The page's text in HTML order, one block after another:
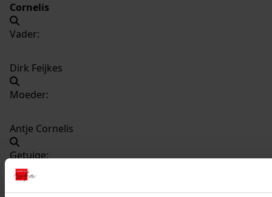
Cornelis
Vader:
Dirk Feijkes
Moeder:
Antje Cornelis
Getuige:
Aaltje Ruijters